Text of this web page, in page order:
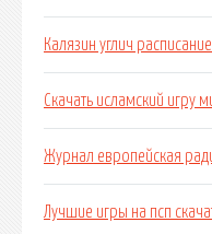
Калязин углич
Скачать исламский игру
Журнал европейская
Лучшие игры на псп